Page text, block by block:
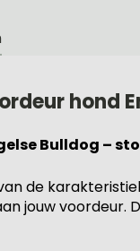
hond
Bulldog –
de
jouw voordeur.